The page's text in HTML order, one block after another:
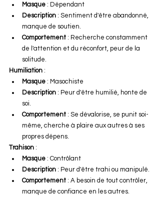
Masque : Dépendant
Description : Sentiment d'être abandonné,
manque de soutien.
Comportement : Recherche constamment
de l'attention et du réconfort, peur de la
solitude.
Humiliation :
Masque : Masochiste
Description : Peur d'être humilié, honte de
soi.
Comportement : Se dévalorise, se punit soi-
même, cherche à plaire aux autres à ses
propres dépens.
Trahison :
Masque : Contrôlant
Description : Peur d'être trahi ou manipulé.
Comportement : A besoin de tout contrôler,
manque de confiance en les autres.